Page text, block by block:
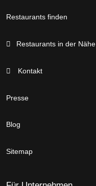
Restaurants finden
Restaurants in der Nähe
Kontakt
Presse
Blog
Sitemap